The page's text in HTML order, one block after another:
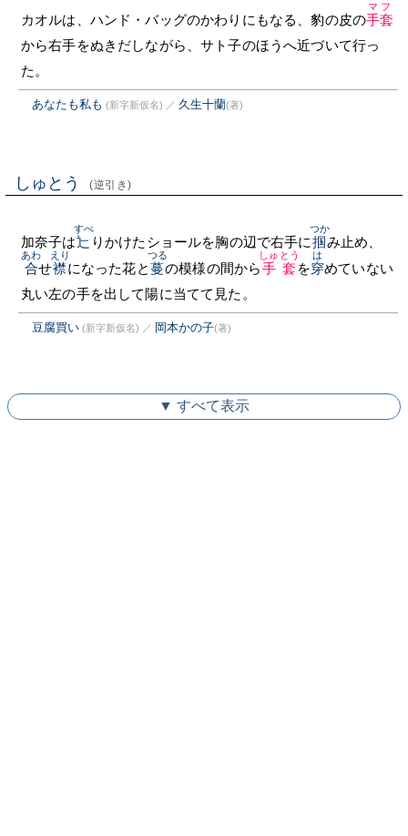
カオルは、ハンド・バッグのかわりにもなる、豹の皮の手套
マフ
から右手をぬきだしながら、サト子のほうへ近づいて行っ
た。
あなたも私も (新字新仮名) ／ 久生十蘭(著)
しゅとう (逆引き)
加奈子は辷
すべ
りかけたショールを胸の辺で右手に掴
つか
み止め、
合
あわ
せ襟
えり
になった花と 蔓
つる
の模様の間から手套
しゅとう
を穿
は
めていない
丸い左の手を出して陽に当てて見た。
豆腐買い (新字新仮名) ／ 岡本かの子(著)
▼ すべて表示